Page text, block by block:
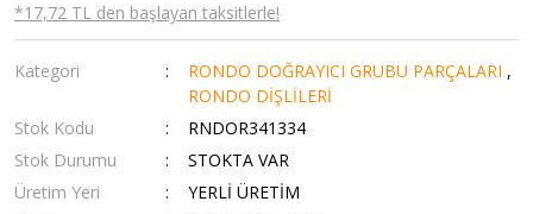
*17,72 TL den başlayan taksitlerle!
Kategori RONDO DOĞRAYICI GRUBU PARÇALARI ,
RONDO DİŞLİLERİ
Stok Kodu
RNDOR341334
Stok Durumu
STOKTA VAR
Üretim Yeri
YERLİ ÜRETİM